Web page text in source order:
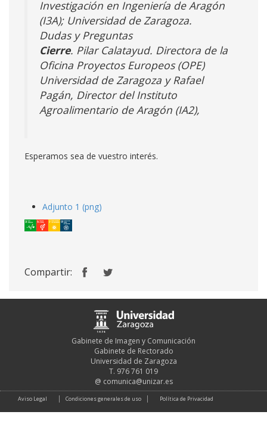
Investigación en Ingeniería de Aragón
(I3A); Universidad de Zaragoza.
Dudas y Preguntas
Cierre. Pilar Calatayud. Directora de la
Oficina Proyectos Europeos (OPE)
Universidad de Zaragoza y Rafael
Pagán, Director del Instituto
Agroalimentario de Aragón (IA2),
Esperamos sea de vuestro interés.
Adjunto 1 (png)
Compartir:
Gabinete de Imagen y Comunicación
Gabinete de Rectorado
Universidad de Zaragoza
T. 976 761 019
@ comunica@unizar.es
Aviso Legal Condiciones generales de uso Política de Privacidad